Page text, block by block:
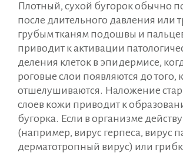
Плотный, сухой бугорок обычно
после длительного давления или
грубым тканям подошвы и
приводит к активации
деления клеток в эпидермисе,
роговые слои появляются до того,
отшелушиваются. Наложение
слоев кожи приводит к
бугорка. Если в организме
(например, вирус герпеса, вирус
дерматотропный вирус) или